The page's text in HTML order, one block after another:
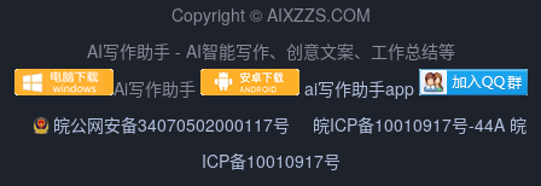
养他们的文字表达能力，助力他们取得更好的学习成绩。
Copyright © AIXZZS.COM
AI写作助手 - AI智能写作、创意文案、工作总结等
Ai写作助手
ai写作助手app
皖公网安备34070502000117号
皖ICP备10010917号-44A 皖
ICP备10010917号